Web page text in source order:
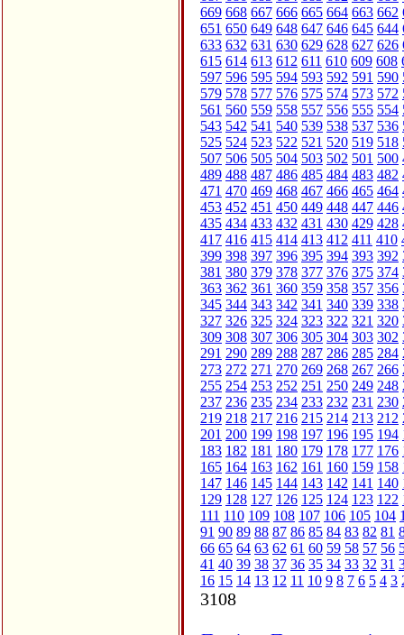
669 668 667 666 665 664 663 662
651 650 649 648 647 646 645 644
633 632 631 630 629 628 627 626
615 614 613 612 611 610 609 608
597 596 595 594 593 592 591 590
579 578 577 576 575 574 573 572
561 560 559 558 557 556 555 554
543 542 541 540 539 538 537 536
525 524 523 522 521 520 519 518
507 506 505 504 503 502 501 500
489 488 487 486 485 484 483 482
471 470 469 468 467 466 465 464
453 452 451 450 449 448 447 446
435 434 433 432 431 430 429 428
417 416 415 414 413 412 411 410
399 398 397 396 395 394 393 392
381 380 379 378 377 376 375 374
363 362 361 360 359 358 357 356
345 344 343 342 341 340 339 338
327 326 325 324 323 322 321 320
309 308 307 306 305 304 303 302
291 290 289 288 287 286 285 284
273 272 271 270 269 268 267 266
255 254 253 252 251 250 249 248
237 236 235 234 233 232 231 230
219 218 217 216 215 214 213 212
201 200 199 198 197 196 195 194
183 182 181 180 179 178 177 176
165 164 163 162 161 160 159 158
147 146 145 144 143 142 141 140
129 128 127 126 125 124 123 122
111 110 109 108 107 106 105 104
91 90 89 88 87 86 85 84 83 82 81
66 65 64 63 62 61 60 59 58 57 56
41 40 39 38 37 36 35 34 33 32 31
16 15 14 13 12 11 10 9 8 7 6 5 4 3
3108